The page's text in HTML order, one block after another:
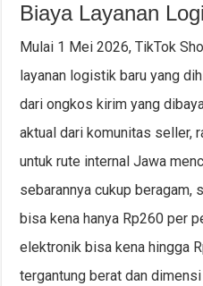
Biaya Layanan
Mulai 1 Mei 2026, TikTok
layanan logistik baru yang
dari ongkos kirim yang
aktual dari komunitas seller,
untuk rute internal Jawa
sebarannya cukup
bisa kena hanya Rp260 per
elektronik bisa kena hingga
tergantung berat dan